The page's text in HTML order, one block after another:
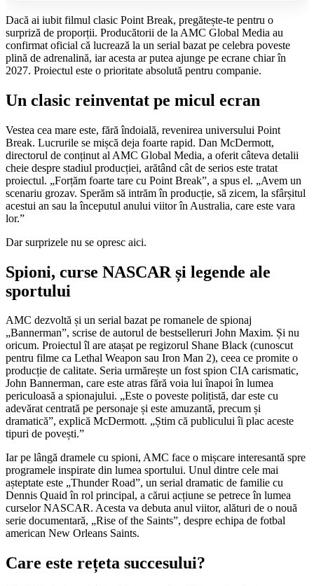
Dacă ai iubit filmul clasic Point Break, pregătește-te pentru o
surpriză de proporții. Producătorii de la AMC Global Media au
confirmat oficial că lucrează la un serial bazat pe celebra poveste
plină de adrenalină, iar acesta ar putea ajunge pe ecrane chiar în
2027. Proiectul este o prioritate absolută pentru companie.
Un clasic reinventat pe micul ecran
Vestea cea mare este, fără îndoială, revenirea universului Point
Break. Lucrurile se mișcă deja foarte rapid. Dan McDermott,
directorul de conținut al AMC Global Media, a oferit câteva detalii
cheie despre stadiul producției, arătând cât de serios este tratat
proiectul. „Forțăm foarte tare cu Point Break”, a spus el. „Avem un
scenariu grozav. Sperăm să intrăm în producție, să zicem, la sfârșitul
acestui an sau la începutul anului viitor în Australia, care este vara
lor.”
Dar surprizele nu se opresc aici.
Spioni, curse NASCAR și legende ale
sportului
AMC dezvoltă și un serial bazat pe romanele de spionaj
„Bannerman”, scrise de autorul de bestselleruri John Maxim. Și nu
oricum. Proiectul îl are atașat pe regizorul Shane Black (cunoscut
pentru filme ca Lethal Weapon sau Iron Man 2), ceea ce promite o
producție de calitate. Seria urmărește un fost spion CIA carismatic,
John Bannerman, care este atras fără voia lui înapoi în lumea
periculoasă a spionajului. „Este o poveste polițistă, dar este cu
adevărat centrată pe personaje și este amuzantă, precum și
dramatică”, explică McDermott. „Știm că publicului îi plac aceste
tipuri de povești.”
Iar pe lângă dramele cu spioni, AMC face o mișcare interesantă spre
programele inspirate din lumea sportului. Unul dintre cele mai
așteptate este „Thunder Road”, un serial dramatic de familie cu
Dennis Quaid în rol principal, a cărui acțiune se petrece în lumea
curselor NASCAR. Acesta va debuta anul viitor, alături de o nouă
serie documentară, „Rise of the Saints”, despre echipa de fotbal
american New Orleans Saints.
Care este rețeta succesului?